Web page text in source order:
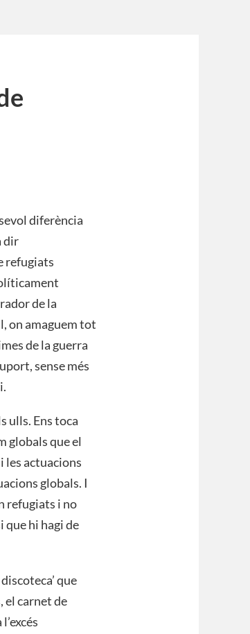
diferència
dir
refugiats
de la
on amaguem tot
de la guerra
sense més
ulls. Ens toca
globals que el
les actuacions
globals. I
refugiats i no
que hi hagi de
que
el carnet de